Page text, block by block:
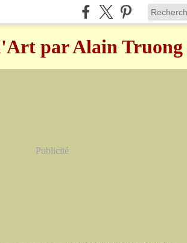
par Alain Truong
Publicité